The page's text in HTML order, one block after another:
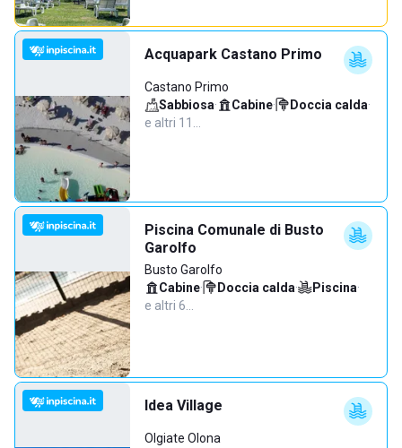
Acquapark Castano Primo
Castano Primo
Sabbiosa· Cabine· Doccia calda·
e altri 11…
Piscina Comunale di Busto
Garolfo
Busto Garolfo
Cabine· Doccia calda· Piscina·
e altri 6…
Idea Village
Olgiate Olona